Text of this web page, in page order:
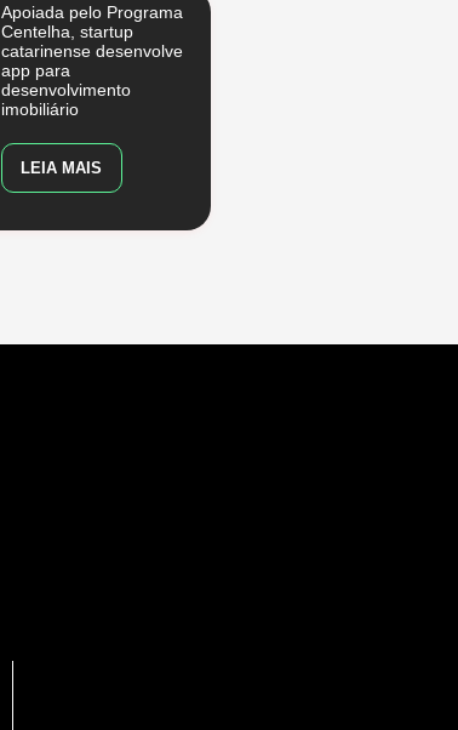
Apoiada pelo Programa
Centelha, startup
catarinense desenvolve
app para
desenvolvimento
imobiliário
LEIA MAIS